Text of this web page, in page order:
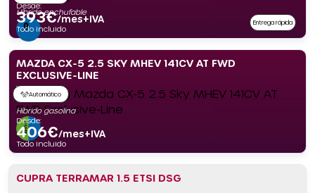
Híbrido enchufable
Desde:
393€/mes+IVA
Todo incluido
Entrega rápida
MAZDA CX-5 2.5 SKY MHEV 141CV AT FWD
EXCLUSIVE-LINE
Automático
Híbrido gasolina
Desde:
406€/mes+IVA
Todo incluido
CUPRA TERRAMAR 1.5 ETSI DSG